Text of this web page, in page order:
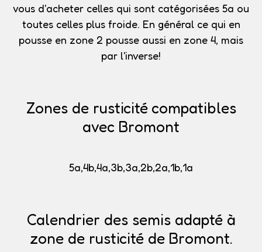
vous d'acheter celles qui sont catégorisées 5a ou
toutes celles plus froide. En général ce qui en
pousse en zone 2 pousse aussi en zone 4, mais
par l'inverse!
Zones de rusticité compatibles
avec Bromont
5a,4b,4a,3b,3a,2b,2a,1b,1a
Calendrier des semis adapté à
zone de rusticité de Bromont.